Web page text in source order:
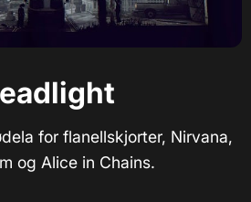
for flanellskjorter, Nirvana,
og Alice in Chains.